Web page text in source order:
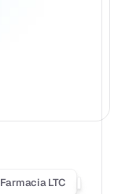
Farmacia LTC